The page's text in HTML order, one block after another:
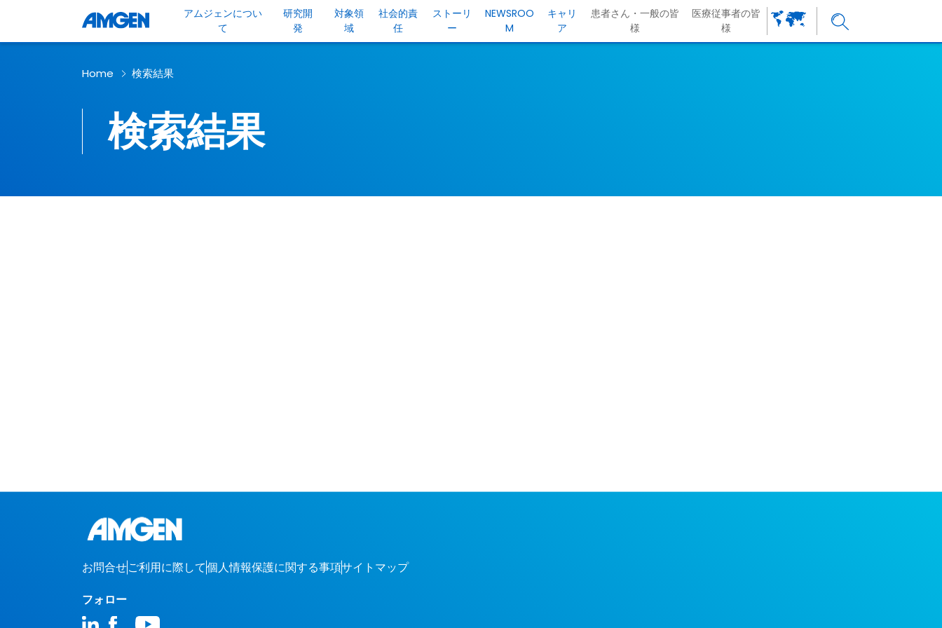
アムジェンについ
て
研究開
発
対象領
域
社会的責
任
ストーリ
ー
NEWSROO
M
キャリ
ア
患者さん・一般の皆
様
医療従事者の皆
様
Home 検索結果
検索結果
お問合せご利用に際して個人情報保護に関する事項サイトマップ
フォロー